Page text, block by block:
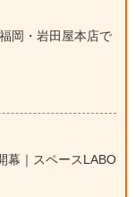
岡・岩田屋本店で
幕｜スペースLABO